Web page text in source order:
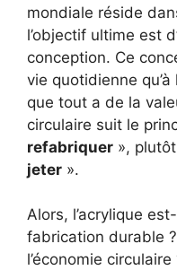
mondiale réside
l’objectif ultime est
conception. Ce
vie quotidienne
que tout a de la
circulaire suit le
refabriquer »,
jeter ».
Alors, l’acrylique
fabrication durable
l’économie circulaire